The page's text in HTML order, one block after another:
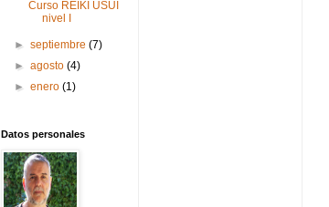
Curso REIKI USUI
nivel I
►septiembre(7)
►agosto(4)
►enero(1)
Datos personales